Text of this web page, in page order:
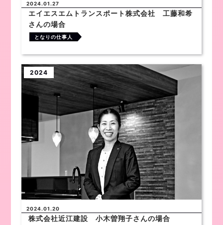
2024.01.27
エイエスエムトランスポート株式会社 工藤和希
さんの場合
となりの仕事人
2024
2024.01.20
株式会社近江建設 小木曽翔子さんの場合